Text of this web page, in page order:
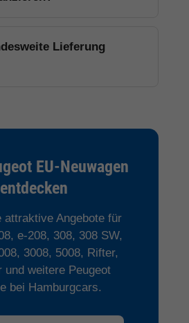
Lieferung
EU-Neuwagen
entdecken
attraktive Angebote für
e-208, 308, 308 SW,
3008, 5008, Rifter,
und weitere Peugeot
bei Hamburgcars.